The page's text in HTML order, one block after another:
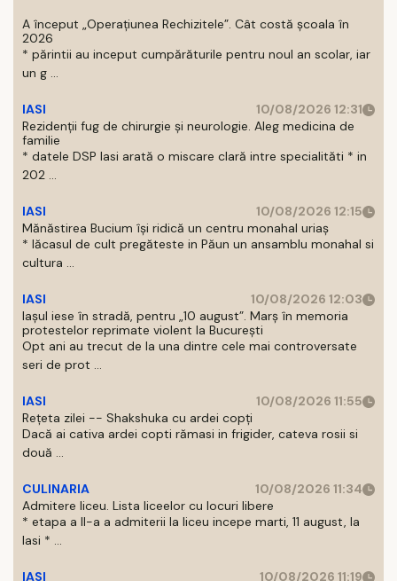
A început „Operațiunea Rechizitele”. Cât costă școala în
2026
* părintii au inceput cumpărăturile pentru noul an scolar, iar
un g ...
IASI
10/08/2026 12:31
Rezidenții fug de chirurgie și neurologie. Aleg medicina de
familie
* datele DSP Iasi arată o miscare clară intre specialităti * in
202 ...
IASI
10/08/2026 12:15
Mănăstirea Bucium își ridică un centru monahal uriaș
* lăcasul de cult pregăteste in Păun un ansamblu monahal si
cultura ...
IASI
10/08/2026 12:03
Iașul iese în stradă, pentru „10 august”. Marș în memoria
protestelor reprimate violent la București
Opt ani au trecut de la una dintre cele mai controversate
seri de prot ...
IASI
10/08/2026 11:55
Rețeta zilei -- Shakshuka cu ardei copți
Dacă ai cativa ardei copti rămasi in frigider, cateva rosii si
două ...
CULINARIA
10/08/2026 11:34
Admitere liceu. Lista liceelor cu locuri libere
* etapa a II-a a admiterii la liceu incepe marti, 11 august, la
Iasi * ...
IASI
10/08/2026 11:19